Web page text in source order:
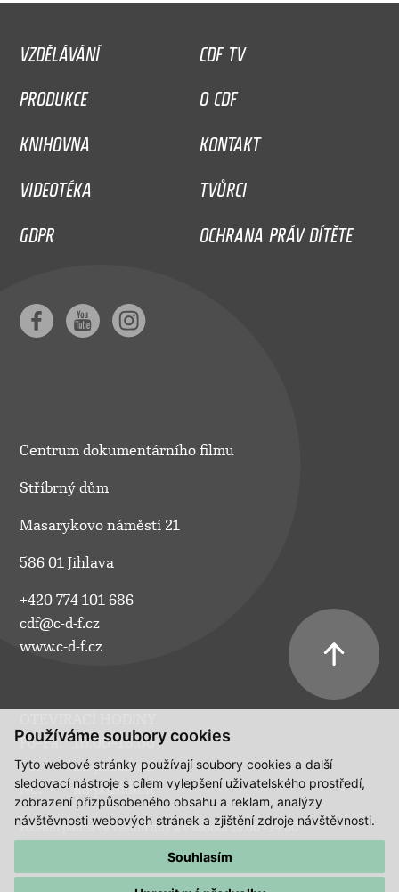
Používáme soubory cookies
Tyto webové stránky používají soubory cookies a další
sledovací nástroje s cílem vylepšení uživatelského prostředí,
zobrazení přizpůsobeného obsahu a reklam, analýzy
návštěvnosti webových stránek a zjištění zdroje návštěvnosti.
Souhlasím
VZDĚLÁVÁNÍ
CDF TV
PRODUKCE
O CDF
KNIHOVNA
KONTAKT
VIDEOTÉKA
TVŮRCI
GDPR
OCHRANA PRÁV DÍTĚTE
Centrum dokumentárního filmu
Stříbrný dům
Masarykovo náměstí 21
586 01 Jihlava
+420 774 101 686
cdf@c-d-f.cz
www.c-d-f.cz
Po–Pá:
10.00–18.00
So:
na požádání
Ne:
na požádání
Polední pauza ve všední dny a v sobotu 13:00 - 14:00.